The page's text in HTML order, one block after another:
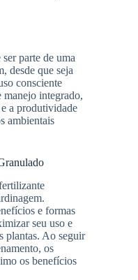
parte de uma
desde que seja
consciente
manejo integrado,
a produtividade
ambientais
e formas
seu uso e
plantas. Ao seguir
os
os benefícios